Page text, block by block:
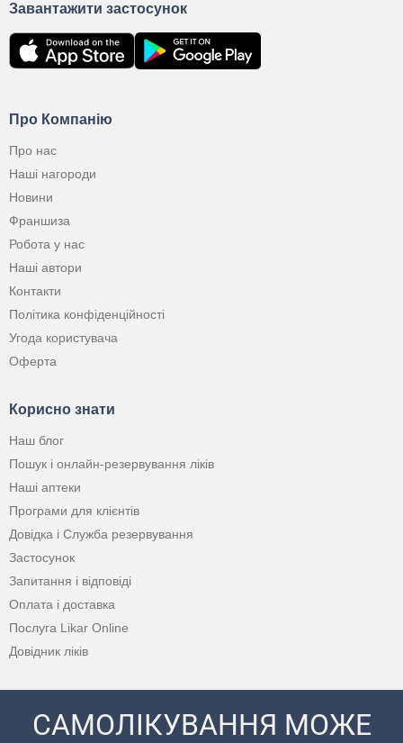
Про Компанію
Про нас
Наші нагороди
Новини
Франшиза
Робота у нас
Наші автори
Контакти
Політика конфіденційності
Угода користувача
Оферта
Корисно знати
Наш блог
Пошук і онлайн-резервування ліків
Наші аптеки
Програми для клієнтів
Довідка і Служба резервування
Застосунок
Запитання і відповіді
Оплата і доставка
Послуга Likar Online
Довідник ліків
Завантажити застосунок
САМОЛІКУВАННЯ МОЖЕ